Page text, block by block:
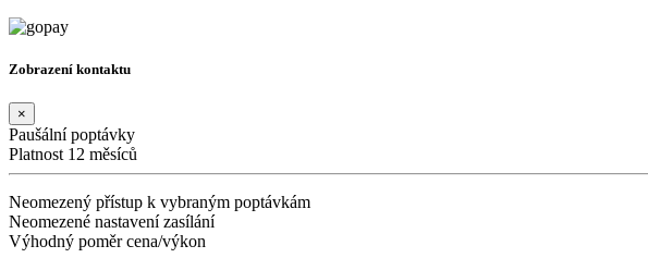
Zobrazení kontaktu
×
Paušální poptávky
Platnost 12 měsíců
Neomezený přístup k vybraným poptávkám
Neomezené nastavení zasílání
Výhodný poměr cena/výkon